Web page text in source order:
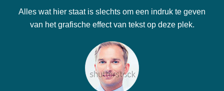
Alles wat hier staat is slechts om een indruk te geven
van het grafische effect van tekst op deze plek.